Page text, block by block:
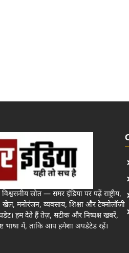
स्रोत — समर इंडिया पर पढ़ें राष्ट्रीय,
खेल, मनोरंजन, व्यवसाय, शिक्षा और टेक्नोलॉजी
हम देते हैं तेज़, सटीक और निष्पक्ष खबरें,
भाषा में, ताकि आप हमेशा अपडेटेड रहें।